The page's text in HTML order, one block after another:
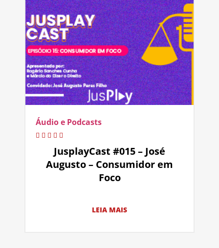
Áudio e Podcasts
JusplayCast #015 – José
Augusto – Consumidor em
Foco
LEIA MAIS